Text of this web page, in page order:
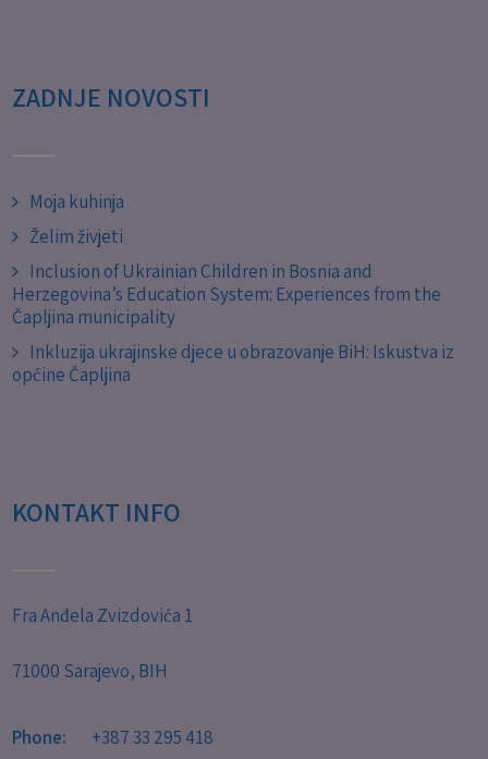
ZADNJE NOVOSTI
Moja kuhinja
Želim živjeti
Inclusion of Ukrainian Children in Bosnia and
Herzegovina’s Education System: Experiences from the
Čapljina municipality
Inkluzija ukrajinske djece u obrazovanje BiH: Iskustva iz
općine Čapljina
KONTAKT INFO
Fra Anđela Zvizdovića 1
71000 Sarajevo, BIH
Phone: +387 33 295 418